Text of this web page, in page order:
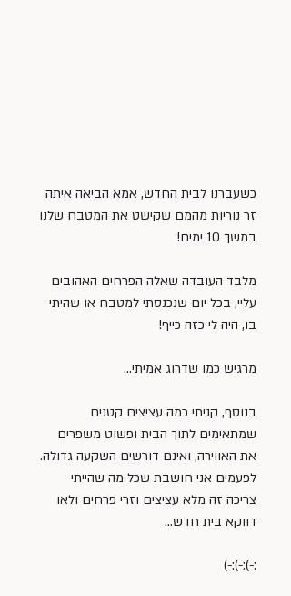
כשעברנו לבית החדש, אמא הביאה איתה
זר נוריות מהמם שקישט את המטבח שלנו
במשך 10 ימים!
מלבד העובדה שאלה הפרחים האהובים
עליי, בכל יום שנכנסתי למטבח או שהיתי
בו, היה לי כזה כייף!
מרגיש כמו שדרוג אמיתי…
בנוסף, קניתי כמה עציצים קטנים
שמתאימים לתוך הבית ופשוט משפרים
את האווירה, ואינם דורשים השקעה גדולה.
לפעמים אני חושבת שכל מה שהייתי
צריכה זה מלא עציצים וזרי פרחים ולאו
דווקא בית חדש…
:-):-):-)